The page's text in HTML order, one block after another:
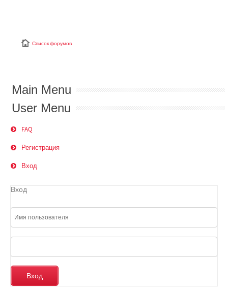
Список форумов
Main Menu
User Menu
FAQ
Регистрация
Вход
Вход